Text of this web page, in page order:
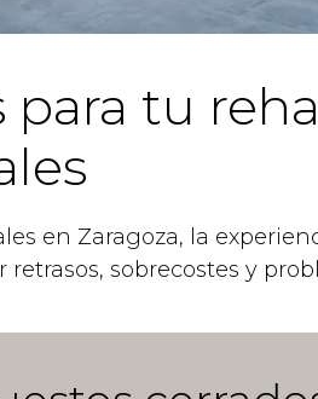
para tu
en Zaragoza, la
sobrecostes y